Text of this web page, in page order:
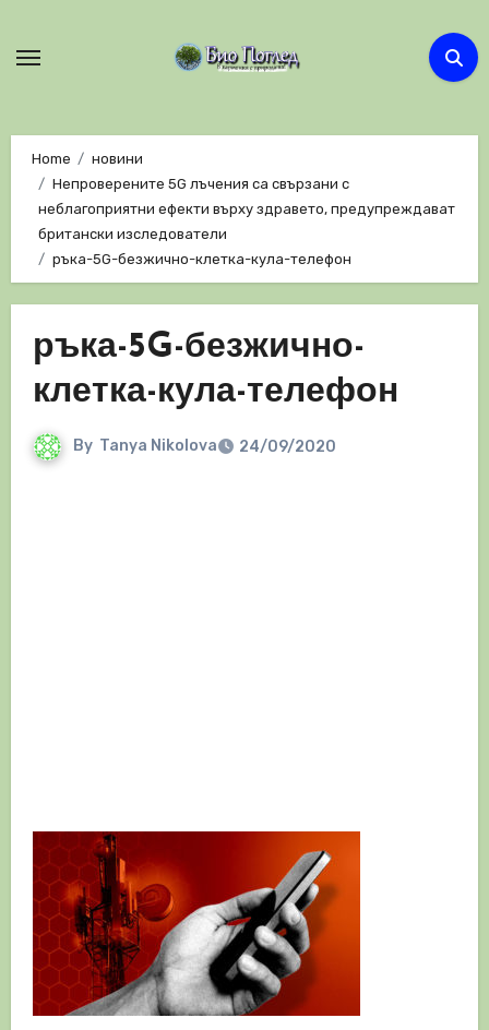
Home
новини
Непроверените 5G лъчения са свързани с
неблагоприятни ефекти върху здравето, предупреждават
британски изследователи
ръка-5G-безжично-клетка-кула-телефон
ръка-5G-безжично-
клетка-кула-телефон
By Tanya Nikolova 24/09/2020